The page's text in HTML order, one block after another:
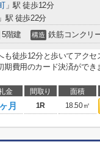
」駅 徒歩12分
」駅 徒歩22分
5階建 構造 鉄筋コンクリ
も徒歩12分と歩いてアク
費用のカード決済がで
金 間取り 面積
月 1R 18.50㎡